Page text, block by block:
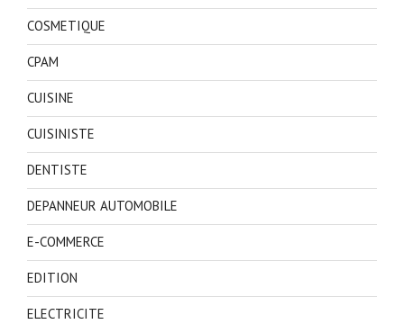
COSMETIQUE
CPAM
CUISINE
CUISINISTE
DENTISTE
DEPANNEUR AUTOMOBILE
E-COMMERCE
EDITION
ELECTRICITE